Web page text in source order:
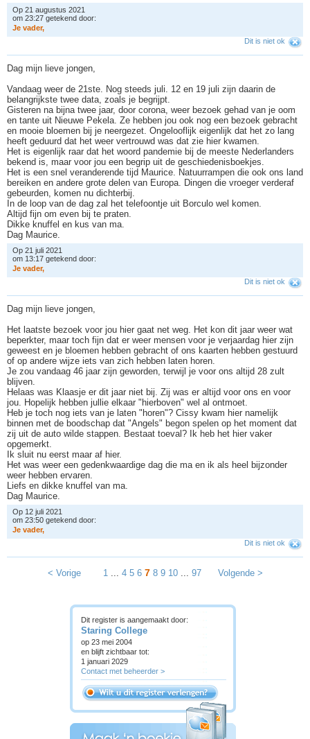
Op 21 augustus 2021
om 23:27 getekend door:
Je vader,
Dit is niet ok
Dag mijn lieve jongen,
Vandaag weer de 21ste. Nog steeds juli. 12 en 19 juli zijn daarin de
belangrijkste twee data, zoals je begrijpt.
Gisteren na bijna twee jaar, door corona, weer bezoek gehad van je oom
en tante uit Nieuwe Pekela. Ze hebben jou ook nog een bezoek gebracht
en mooie bloemen bij je neergezet. Ongelooflijk eigenlijk dat het zo lang
heeft geduurd dat het weer vertrouwd was dat zie hier kwamen.
Het is eigenlijk raar dat het woord pandemie bij de meeste Nederlanders
bekend is, maar voor jou een begrip uit de geschiedenisboekjes.
Het is een snel veranderende tijd Maurice. Natuurrampen die ook ons land
bereiken en andere grote delen van Europa. Dingen die vroeger verderaf
gebeurden, komen nu dichterbij.
In de loop van de dag zal het telefoontje uit Borculo wel komen.
Altijd fijn om even bij te praten.
Dikke knuffel en kus van ma.
Dag Maurice.
Op 21 juli 2021
om 13:17 getekend door:
Je vader,
Dit is niet ok
Dag mijn lieve jongen,
Het laatste bezoek voor jou hier gaat net weg. Het kon dit jaar weer wat
beperkter, maar toch fijn dat er weer mensen voor je verjaardag hier zijn
geweest en je bloemen hebben gebracht of ons kaarten hebben gestuurd
of op andere wijze iets van zich hebben laten horen.
Je zou vandaag 46 jaar zijn geworden, terwijl je voor ons altijd 28 zult
blijven.
Helaas was Klaasje er dit jaar niet bij. Zij was er altijd voor ons en voor
jou. Hopelijk hebben jullie elkaar "hierboven" wel al ontmoet.
Heb je toch nog iets van je laten "horen"? Cissy kwam hier namelijk
binnen met de boodschap dat "Angels" begon spelen op het moment dat
zij uit de auto wilde stappen. Bestaat toeval? Ik heb het hier vaker
opgemerkt.
Ik sluit nu eerst maar af hier.
Het was weer een gedenkwaardige dag die ma en ik als heel bijzonder
weer hebben ervaren.
Liefs en dikke knuffel van ma.
Dag Maurice.
Op 12 juli 2021
om 23:50 getekend door:
Je vader,
Dit is niet ok
< Vorige 1 4 5 6 7 8 9 10... 97 Volgende >
Dit register is aangemaakt door:
Staring College
op 23 mei 2004
en blijft zichtbaar tot:
1 januari 2029
Contact met beheerder >